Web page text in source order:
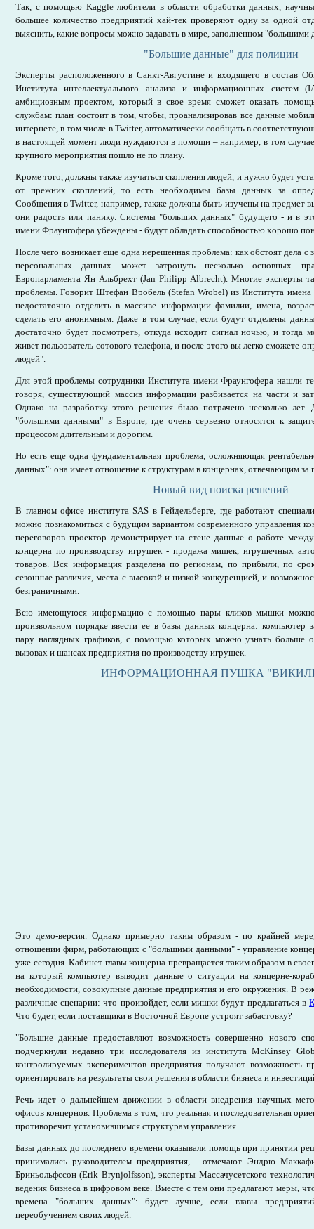
Так, с помощью Kaggle любители в области обработки данных,
большее количество предприятий хай-тек проверяют одну за одной
выяснить, какие вопросы можно задавать в мире, заполненном
"Большие данные" для полиции
Эксперты расположенного в Санкт-Августине и входящего в состав
Института интеллектуального анализа и информационных систем
амбициозным проектом, который в свое время сможет оказать
службам: план состоит в том, чтобы, проанализировав все данные
интернете, в том числе в Twitter, автоматически сообщать в
в настоящей момент люди нуждаются в помощи – например, в том
крупного мероприятия пошло не по плану.
Кроме того, должны также изучаться скопления людей, и нужно будет
от прежних скоплений, то есть необходимы базы данных за
Сообщения в Twitter, например, также должны быть изучены на предмет
они радость или панику. Системы "больших данных" будущего - и в
имени Фраунгофера убеждены - будут обладать способностью хорошо
После чего возникает еще одна нерешенная проблема: как обстоят дела
персональных данных может затронуть несколько основных
Европарламента Ян Альбрехт (Jan Philipp Albrecht). Многие эксперты
проблемы. Говорит Штефан Вробель (Stefan Wrobel) из Института
недостаточно отделить в массиве информации фамилии, имена,
сделать его анонимным. Даже в том случае, если будут отделены
достаточно будет посмотреть, откуда исходит сигнал ночью, и тогда
живет пользователь сотового телефона, и после этого вы легко сможете
людей".
Для этой проблемы сотрудники Института имени Фраунгофера нашли
говоря, существующий массив информации разбивается на части и
Однако на разработку этого решения было потрачено несколько
"большими данными" в Европе, где очень серьезно относятся к
процессом длительным и дорогим.
Но есть еще одна фундаментальная проблема, осложняющая
данных": она имеет отношение к структурам в концернах, отвечающим за
Новый вид поиска решений
В главном офисе института SAS в Гейдельберге, где работают
можно познакомиться с будущим вариантом современного управления
переговоров проектор демонстрирует на стене данные о работе
концерна по производству игрушек - продажа мишек, игрушечных
товаров. Вся информация разделена по регионам, по прибыли, по
сезонные различия, места с высокой и низкой конкуренцией, и
безграничными.
Всю имеющуюся информацию с помощью пары кликов мышки можно
произвольном порядке ввести ее в базы данных концерна: компьютер
пару наглядных графиков, с помощью которых можно узнать больше
вызовах и шансах предприятия по производству игрушек.
ИНФОРМАЦИОННАЯ ПУШКА
Это демо-версия. Однако примерно таким образом - по крайней
отношении фирм, работающих с "большими данными" - управление
уже сегодня. Кабинет главы концерна превращается таким образом в
на который компьютер выводит данные о ситуации на концерне-
необходимости, совокупные данные предприятия и его окружения. В
различные сценарии: что произойдет, если мишки будут предлагаться в
Что будет, если поставщики в Восточной Европе устроят забастовку?
"Большие данные предоставляют возможность совершенно нового
подчеркнули недавно три исследователя из института McKinsey
контролируемых экспериментов предприятия получают возможность
ориентировать на результаты свои решения в области бизнеса и
Речь идет о дальнейшем движении в области внедрения научных
офисов концернов. Проблема в том, что реальная и последовательная
противоречит установившимся структурам управления.
Базы данных до последнего времени оказывали помощь при принятии
принимались руководителем предприятия, - отмечают Эндрю
Бриньольфссон (Erik Brynjolfsson), эксперты Массачусетского
ведения бизнеса в цифровом веке. Вместе с тем они предлагают меры,
времена "больших данных": будет лучше, если главы
переобучением своих людей.